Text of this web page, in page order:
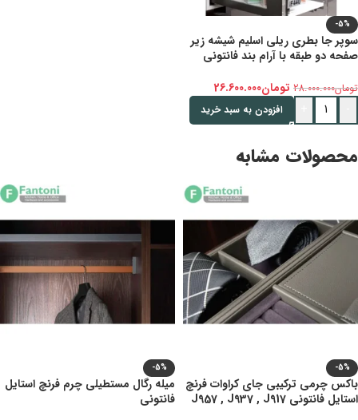
-5%
سوپر جا بطری ریلی اسلیم شیشه زیر
صفحه دو طبقه با آرام بند فانتونی
تومان28.000.000 تومان26.600.000
افزودن به سبد خرید
محصولات مشابه
-5%
باکس چرمی ترکیبی جای کراوات فرنچ
استایل فانتونی J957 , J937 , J917
-5%
میله رگال مستطیلی چرم فرنچ استایل
فانتونی